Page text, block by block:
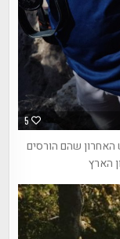
5
האחרון שהם הורסים
הארץ